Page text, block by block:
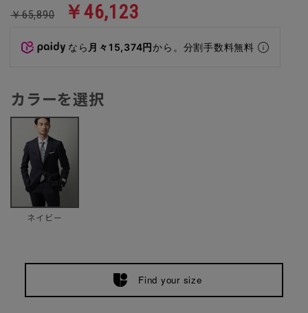
￥65,890 ￥46,123
なら 月々15,374円から。分割手数料無料
カラーを選択
ネイビー
Find your size